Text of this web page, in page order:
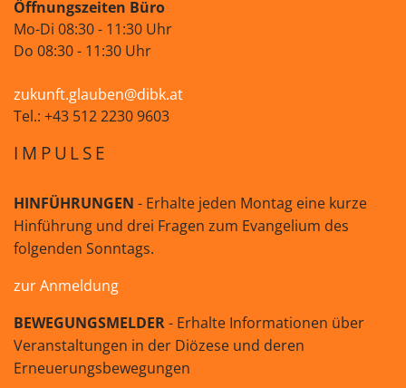
Öffnungszeiten Büro
Mo-Di 08:30 - 11:30 Uhr
Do 08:30 - 11:30 Uhr
zukunft.glauben@dibk.at
Tel.: +43 512 2230 9603
IMPULSE
HINFÜHRUNGEN - Erhalte jeden Montag eine kurze
Hinführung und drei Fragen zum Evangelium des
folgenden Sonntags.
zur Anmeldung
BEWEGUNGSMELDER- Erhalte Informationen über
Veranstaltungen in der Diözese und deren
Erneuerungsbewegungen